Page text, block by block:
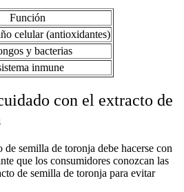
Función
celular (antioxidantes)
y bacterias
inmune
con el extracto de
de semilla de toronja debe hacerse con
que los consumidores conozcan las
de semilla de toronja para evitar